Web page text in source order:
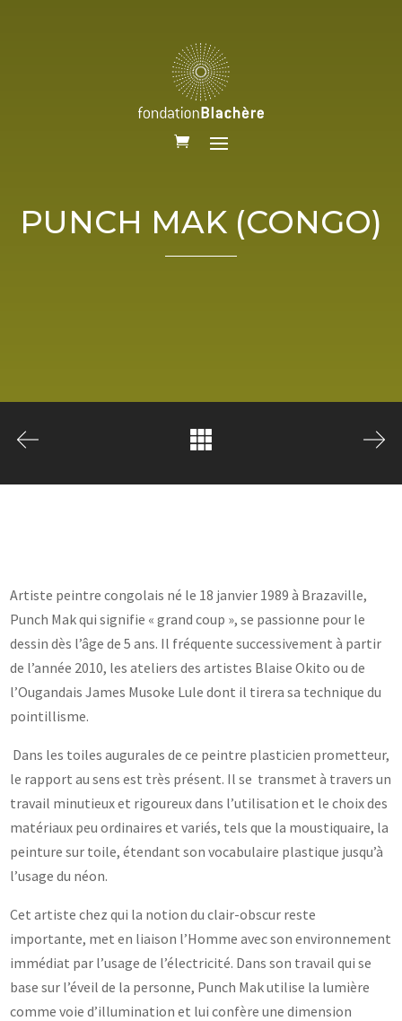
PUNCH MAK (CONGO)
Artiste peintre congolais né le 18 janvier 1989 à Brazaville,
Punch Mak qui signifie « grand coup », se passionne pour le
dessin dès l’âge de 5 ans. Il fréquente successivement à partir
de l’année 2010, les ateliers des artistes Blaise Okito ou de
l’Ougandais James Musoke Lule dont il tirera sa technique du
pointillisme.
Dans les toiles augurales de ce peintre plasticien prometteur,
le rapport au sens est très présent. Il se transmet à travers un
travail minutieux et rigoureux dans l’utilisation et le choix des
matériaux peu ordinaires et variés, tels que la moustiquaire, la
peinture sur toile, étendant son vocabulaire plastique jusqu’à
l’usage du néon.
Cet artiste chez qui la notion du clair-obscur reste
importante, met en liaison l’Homme avec son environnement
immédiat par l’usage de l’électricité. Dans son travail qui se
base sur l’éveil de la personne, Punch Mak utilise la lumière
comme voie d’illumination et lui confère une dimension